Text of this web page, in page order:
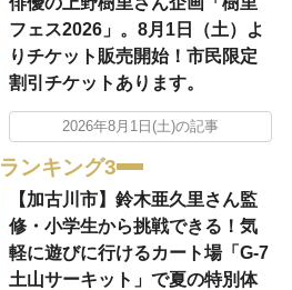
フェス2026」。8月1日（土）よ
りチケット販売開始！市民限定
割引チケットあります。
2026年8月1日(土)の記事
ランキング3
【加古川市】鈴木亜久里さん監
修・小学生から挑戦できる！気
軽に遊びに行けるカート場「G-7
土山サーキット」で夏の特別体